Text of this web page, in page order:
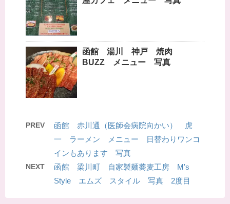
函館 湯川 神戸 焼肉
BUZZ メニュー 写真
PREV
函館 赤川通（医師会病院向かい） 虎
一 ラーメン メニュー 日替わりワンコ
インもあります 写真
NEXT
函館 梁川町 自家製麺蕎麦工房 M's
Style エムズ スタイル 写真 2度目